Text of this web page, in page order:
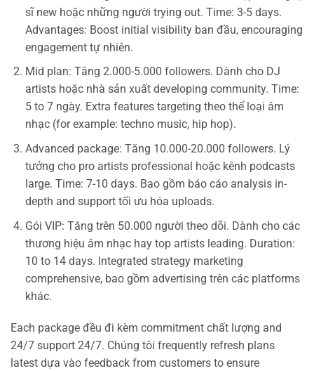
sĩ new hoặc những người trying out. Time: 3-5 days.
Advantages: Boost initial visibility ban đầu, encouraging
engagement tự nhiên.
Mid plan: Tăng 2.000-5.000 followers. Dành cho DJ
artists hoặc nhà sản xuất developing community. Time:
5 to 7 ngày. Extra features targeting theo thể loại âm
nhạc (for example: techno music, hip hop).
Advanced package: Tăng 10.000-20.000 followers. Lý
tưởng cho pro artists professional hoặc kênh podcasts
large. Time: 7-10 days. Bao gồm báo cáo analysis in-
depth and support tối ưu hóa uploads.
Gói VIP: Tăng trên 50.000 người theo dõi. Dành cho các
thương hiệu âm nhạc hay top artists leading. Duration:
10 to 14 days. Integrated strategy marketing
comprehensive, bao gồm advertising trên các platforms
khác.
Each package đều đi kèm commitment chất lượng and
24/7 support 24/7. Chúng tôi frequently refresh plans
latest dựa vào feedback from customers to ensure